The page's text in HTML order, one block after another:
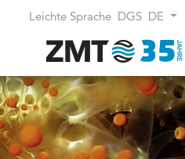
Leichte Sprache DGS DE